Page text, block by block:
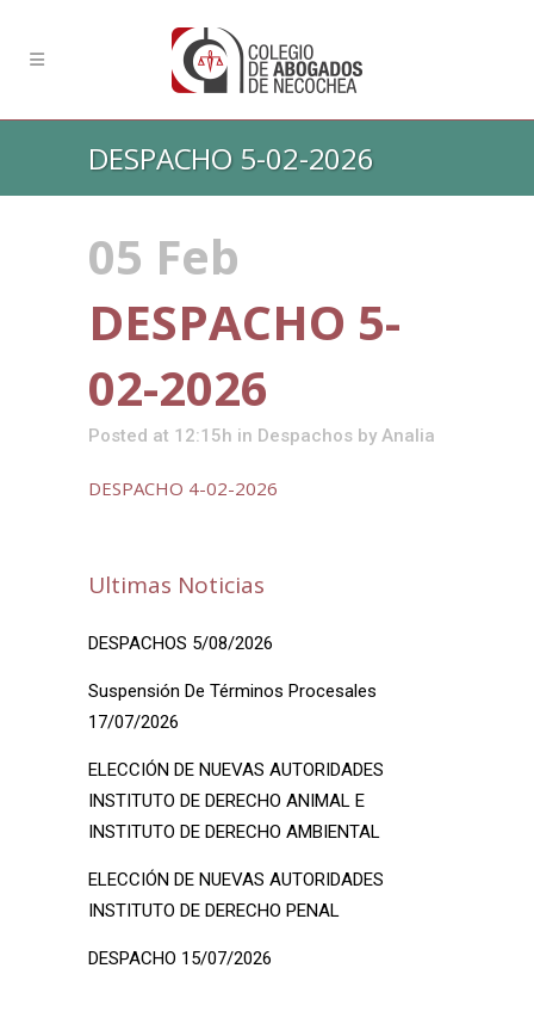
DESPACHO 5-02-2026
05 Feb
DESPACHO 5-
02-2026
Posted at 12:15h in Despachos by Analia
DESPACHO 4-02-2026
Ultimas Noticias
DESPACHOS 5/08/2026
Suspensión De Términos Procesales
17/07/2026
ELECCIÓN DE NUEVAS AUTORIDADES
INSTITUTO DE DERECHO ANIMAL E
INSTITUTO DE DERECHO AMBIENTAL
ELECCIÓN DE NUEVAS AUTORIDADES
INSTITUTO DE DERECHO PENAL
DESPACHO 15/07/2026